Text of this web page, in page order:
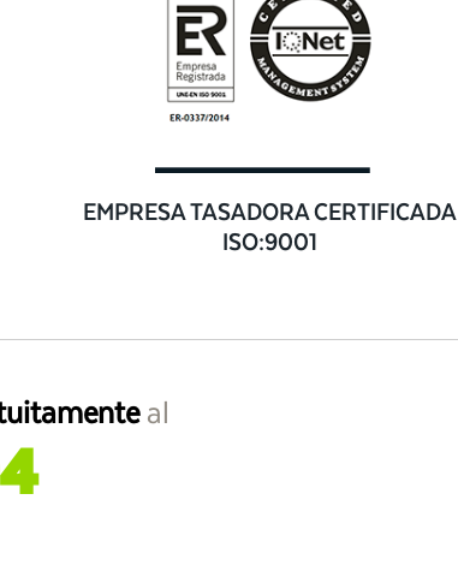
EMPRESA TASADORA CERTIFICADA
ISO:9001
al